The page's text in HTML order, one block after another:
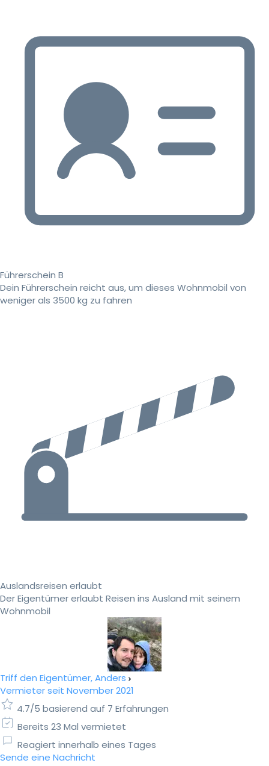
Führerschein B
Dein Führerschein reicht aus, um dieses Wohnmobil von
weniger als 3500 kg zu fahren
Auslandsreisen erlaubt
Der Eigentümer erlaubt Reisen ins Ausland mit seinem
Wohnmobil
Triff den Eigentümer, Anders
Vermieter seit November 2021
4.7/5 basierend auf 7 Erfahrungen
Bereits 23 Mal vermietet
Reagiert innerhalb eines Tages
Sende eine Nachricht